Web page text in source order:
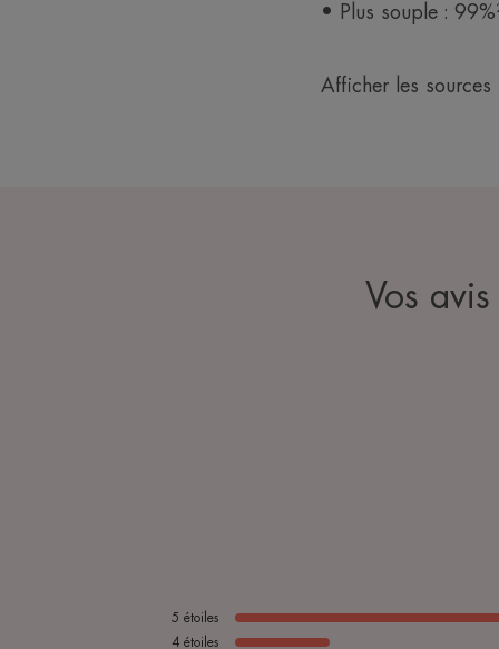
• Plus souple :
Afficher les sources
Vos
5 étoiles
4 étoiles